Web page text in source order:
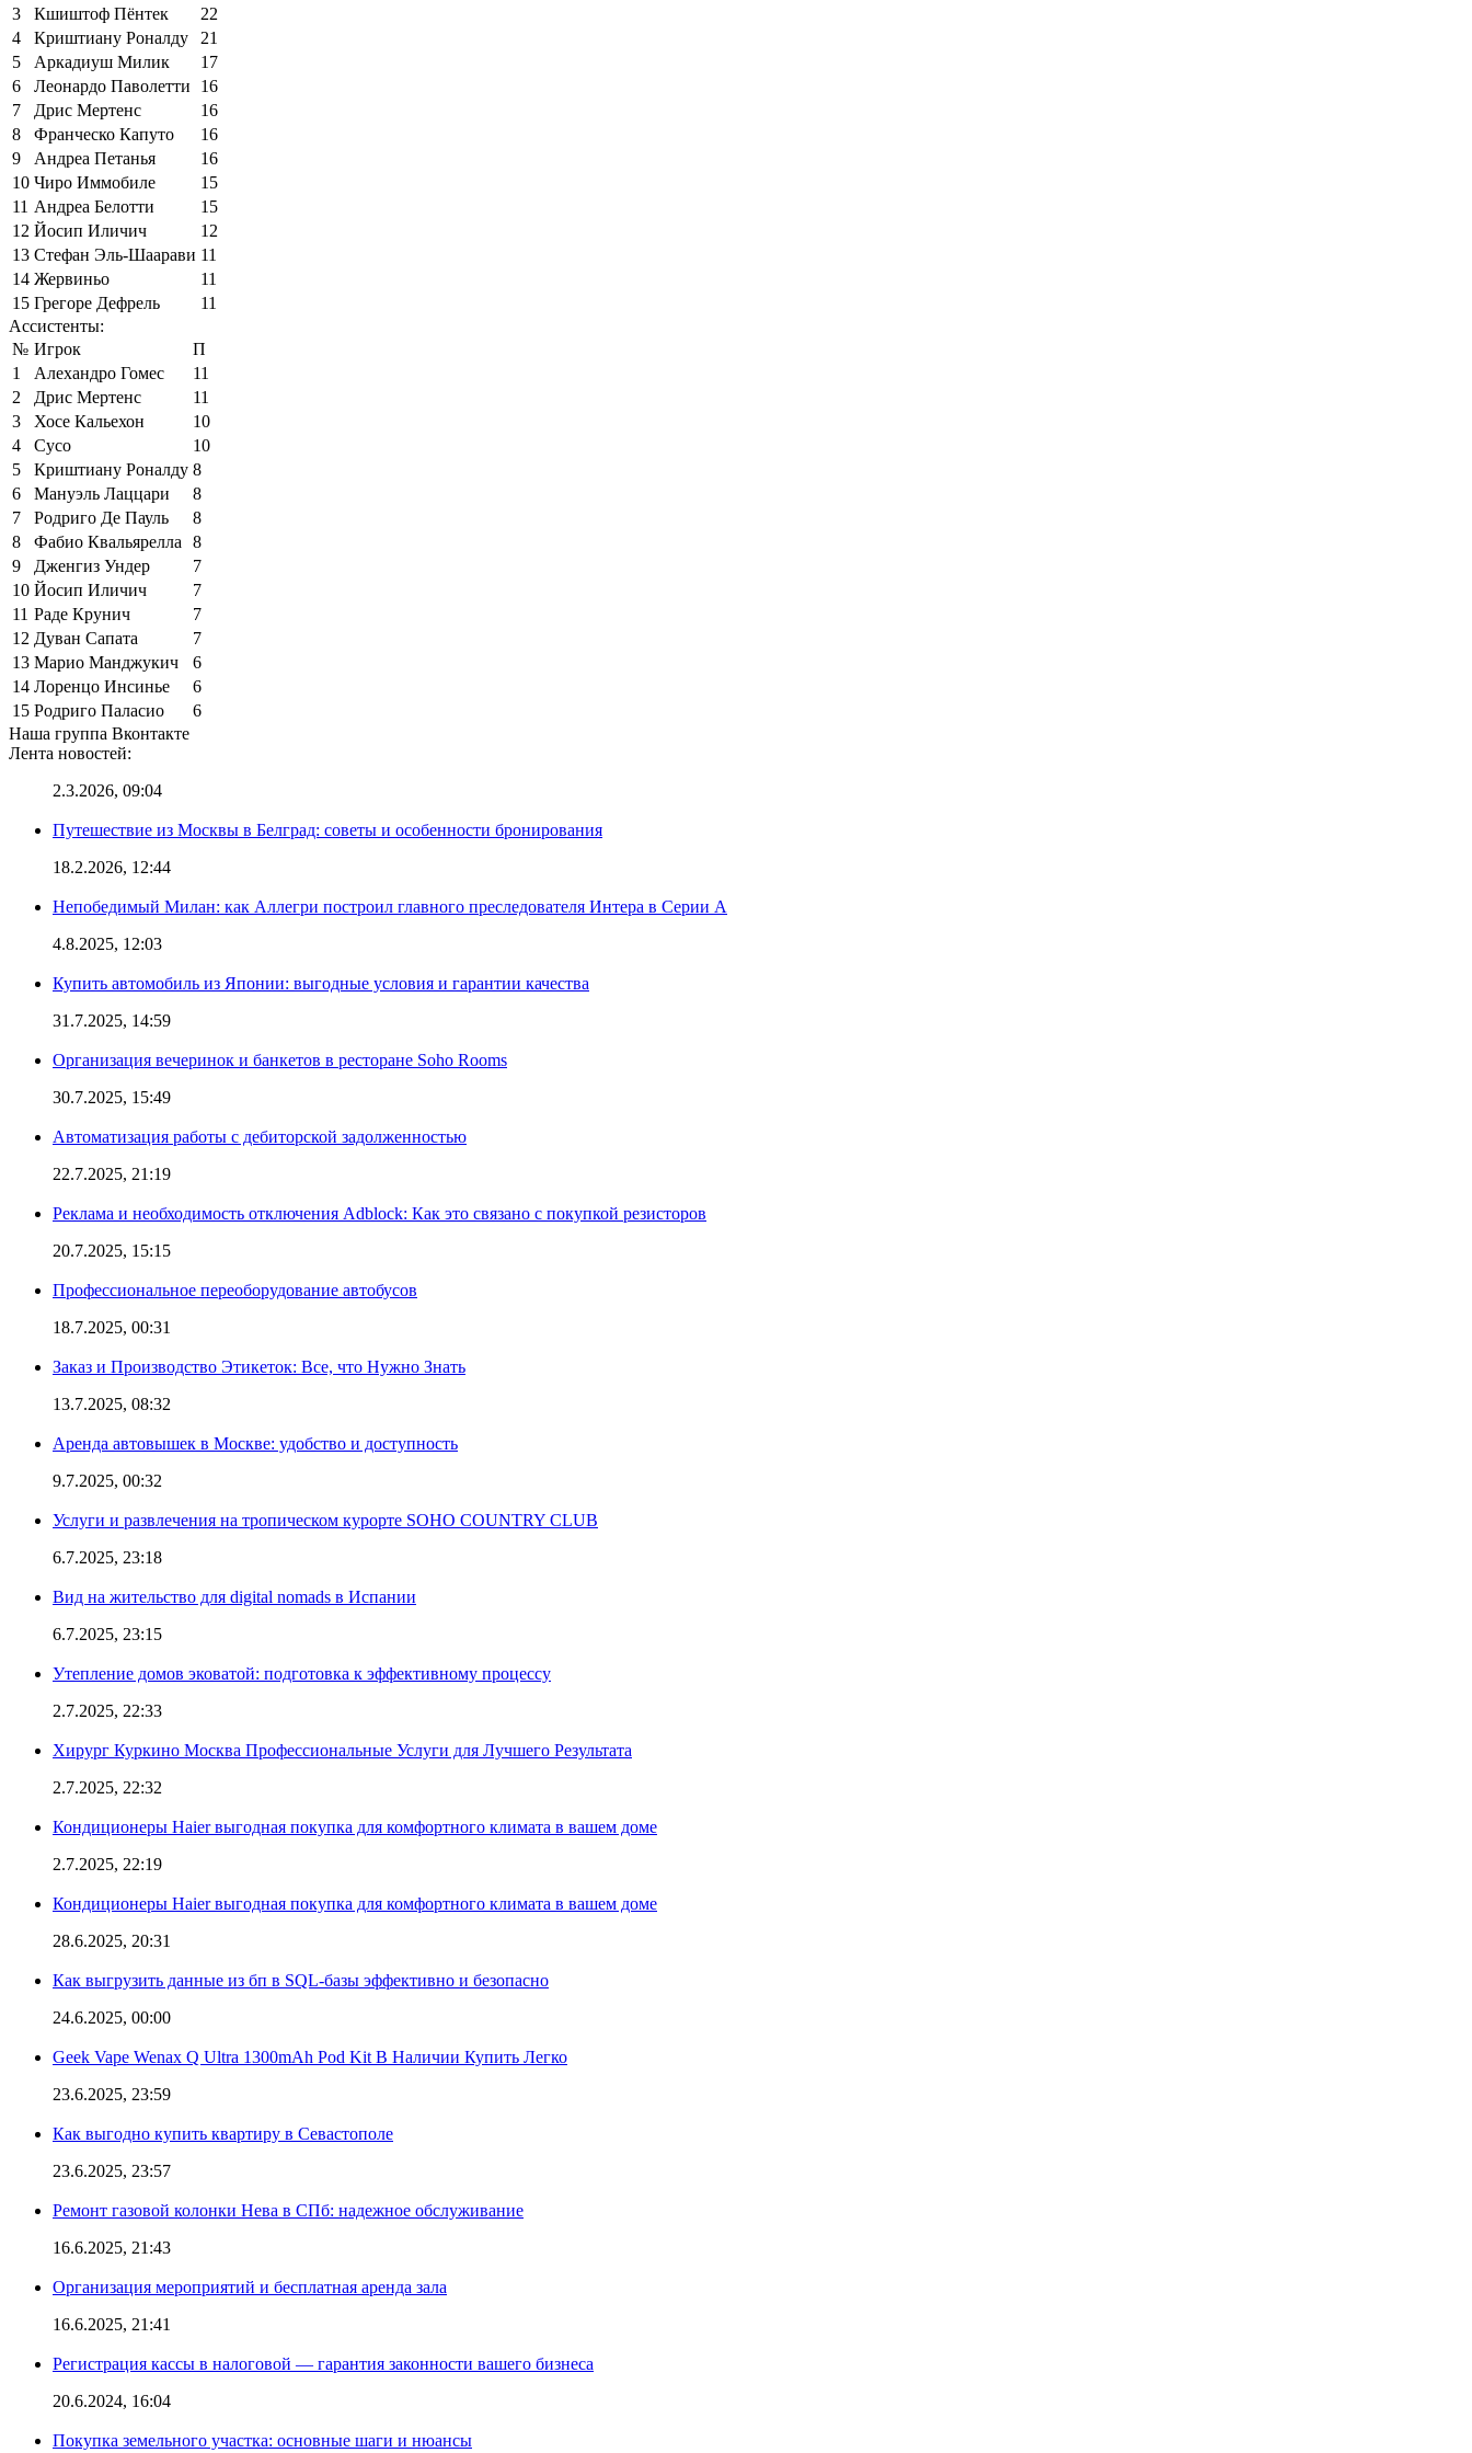
3
Кшиштоф Пёнтек
22
4
Криштиану Роналду
21
5
Аркадиуш Милик
17
6
Леонардо Паволетти
16
7
Дрис Мертенс
16
8
Франческо Капуто
16
9
Андреа Петанья
16
10 Чиро Иммобиле
15
11 Андреа Белотти
15
12 Йосип Иличич
12
13 Стефан Эль-Шаарави 11
14 Жервиньо
11
15 Грегоре Дефрель
11
Ассистенты:
№ Игрок
П
1
Алехандро Гомес
11
2
Дрис Мертенс
11
3
Хосе Кальехон
10
4
Сусо
10
5
Криштиану Роналду 8
6
Мануэль Лаццари
8
7
Родриго Де Пауль
8
8
Фабио Квальярелла
8
9
Дженгиз Ундер
7
10 Йосип Иличич
7
11 Раде Крунич
7
12 Дуван Сапата
7
13 Марио Манджукич
6
14 Лоренцо Инсинье
6
15 Родриго Паласио
6
Наша группа Вконтакте
Лента новостей:
2.3.2026, 09:04
Путешествие из Москвы в Белград: советы и особенности бронирования
18.2.2026, 12:44
Непобедимый Милан: как Аллегри построил главного преследователя Интера в Серии А
4.8.2025, 12:03
Купить автомобиль из Японии: выгодные условия и гарантии качества
31.7.2025, 14:59
Организация вечеринок и банкетов в ресторане Soho Rooms
30.7.2025, 15:49
Автоматизация работы с дебиторской задолженностью
22.7.2025, 21:19
Реклама и необходимость отключения Adblock: Как это связано с покупкой резисторов
20.7.2025, 15:15
Профессиональное переоборудование автобусов
18.7.2025, 00:31
Заказ и Производство Этикеток: Все, что Нужно Знать
13.7.2025, 08:32
Аренда автовышек в Москве: удобство и доступность
9.7.2025, 00:32
Услуги и развлечения на тропическом курорте SOHO COUNTRY CLUB
6.7.2025, 23:18
Вид на жительство для digital nomads в Испании
6.7.2025, 23:15
Утепление домов эковатой: подготовка к эффективному процессу
2.7.2025, 22:33
Хирург Куркино Москва Профессиональные Услуги для Лучшего Результата
2.7.2025, 22:32
Кондиционеры Haier выгодная покупка для комфортного климата в вашем доме
2.7.2025, 22:19
Кондиционеры Haier выгодная покупка для комфортного климата в вашем доме
28.6.2025, 20:31
Как выгрузить данные из бп в SQL-базы эффективно и безопасно
24.6.2025, 00:00
Geek Vape Wenax Q Ultra 1300mAh Pod Kit В Наличии Купить Легко
23.6.2025, 23:59
Как выгодно купить квартиру в Севастополе
23.6.2025, 23:57
Ремонт газовой колонки Нева в СПб: надежное обслуживание
16.6.2025, 21:43
Организация мероприятий и бесплатная аренда зала
16.6.2025, 21:41
Регистрация кассы в налоговой — гарантия законности вашего бизнеса
20.6.2024, 16:04
Покупка земельного участка: основные шаги и нюансы